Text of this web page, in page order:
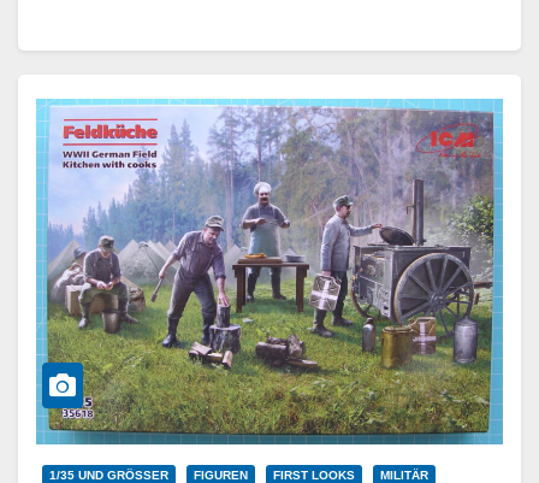
1/35 UND GRÖSSER FIGUREN FIRST LOOKS MILITÄR